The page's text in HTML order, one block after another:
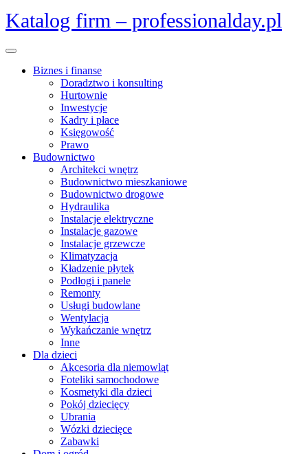
Skip
to
Katalog firm – professionalday.pl
Open
Biznes i finanse
Doradztwo i konsulting
Hurtownie
Inwestycje
Kadry i płace
Księgowość
Prawo
Budownictwo
Architekci wnętrz
Budownictwo mieszkaniowe
Budownictwo drogowe
Hydraulika
Instalacje elektryczne
Instalacje gazowe
Instalacje grzewcze
Klimatyzacja
Kładzenie płytek
Podłogi i panele
Remonty
Usługi budowlane
Wentylacja
Wykańczanie wnętrz
Inne
Dla dzieci
Akcesoria dla niemowląt
Foteliki samochodowe
Kosmetyki dla dzieci
Pokój dziecięcy
Ubrania
Wózki dziecięce
Zabawki